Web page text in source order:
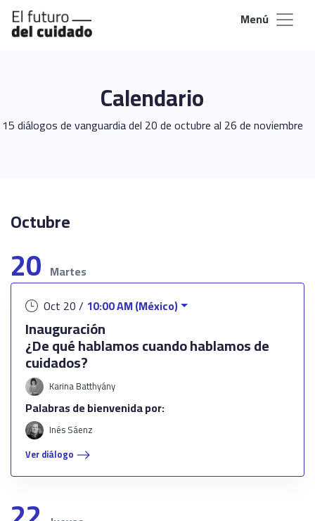
Menú
Calendario
15 diálogos de vanguardia del 20 de octubre al 26 de noviembre
Octubre
20 Martes
Oct 20 / 10:00 AM (México)
Inauguración
¿De qué hablamos cuando hablamos de
cuidados?
Karina Batthyány
Palabras de bienvenida por:
Inés Sáenz
Ver diálogo